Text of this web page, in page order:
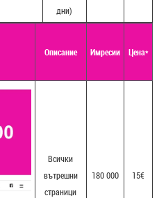
дни)
Описание Имресии Цена*
Всички
вътрешни
страници
180 000 15€